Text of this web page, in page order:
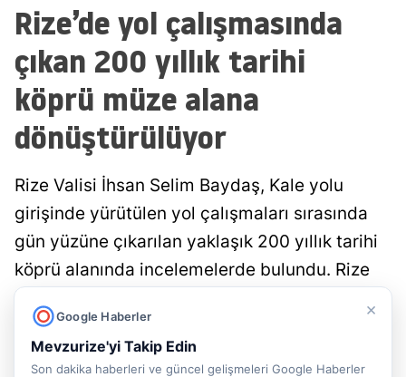
×
Google Haberler
Mevzurize'yi Takip Edin
Son dakika haberleri ve güncel gelişmeleri Google Haberler
Rize’de yol çalışmasında
çıkan 200 yıllık tarihi
köprü müze alana
dönüştürülüyor
Rize Valisi İhsan Selim Baydaş, Kale yolu
girişinde yürütülen yol çalışmaları sırasında
gün yüzüne çıkarılan yaklaşık 200 yıllık tarihi
köprü alanında incelemelerde bulundu. Rize
Belediyesi tarafından koruma altına alınan
tarihi yapı, üzeri camla kaplanarak ziyarete
açılacak....